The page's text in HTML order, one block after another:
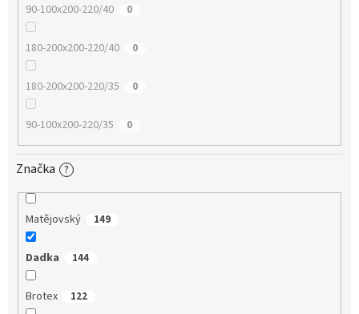
90-100x200-220/40 0
180-200x200-220/40 0
180-200x200-220/35 0
90-100x200-220/35 0
Značka ?
Matějovský 149
Dadka 144
Brotex 122